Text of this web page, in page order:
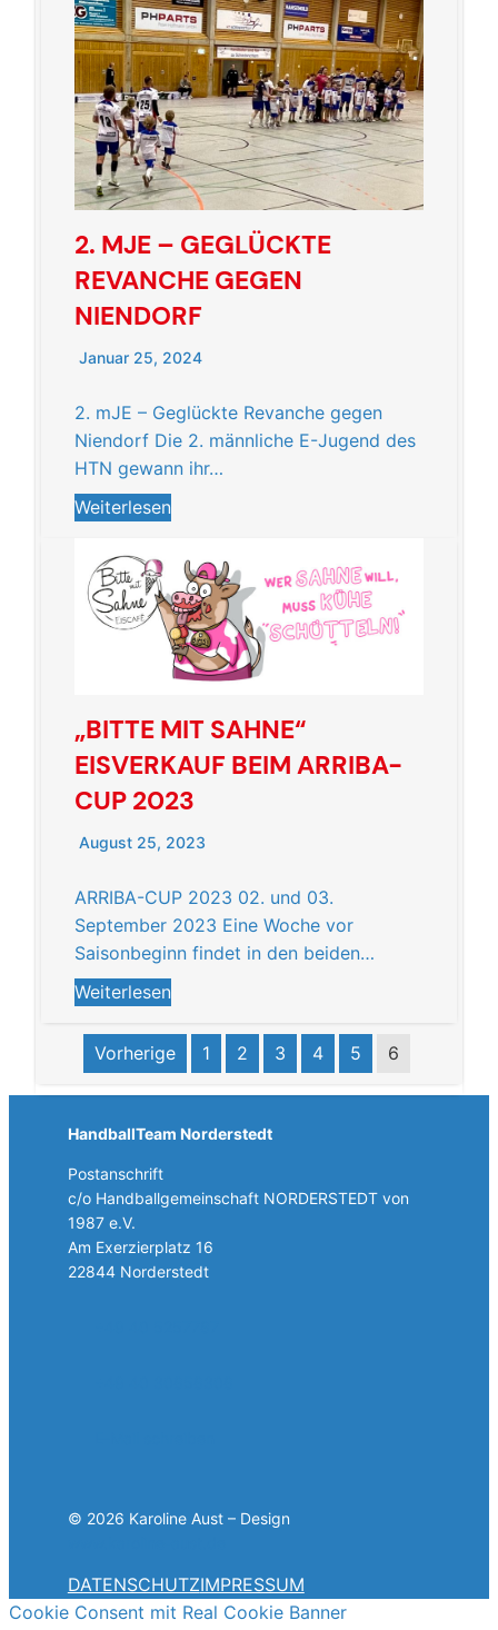
2. MJE – GEGLÜCKTE
REVANCHE GEGEN
NIENDORF
Januar 25, 2024
2. mJE – Geglückte Revanche gegen
Niendorf Die 2. männliche E-Jugend des
HTN gewann ihr…
Weiterlesen
„BITTE MIT SAHNE“
EISVERKAUF BEIM ARRIBA-
CUP 2023
August 25, 2023
ARRIBA-CUP 2023 02. und 03.
September 2023 Eine Woche vor
Saisonbeginn findet in den beiden…
Weiterlesen
Vorherige 1 2 3 4 5 6
HandballTeam Norderstedt
Postanschrift
c/o Handballgemeinschaft NORDERSTEDT von
1987 e.V.
Am Exerzierplatz 16
22844 Norderstedt
© 2026 Karoline Aust – Design
DATENSCHUTZIMPRESSUM
Cookie Consent mit Real Cookie Banner